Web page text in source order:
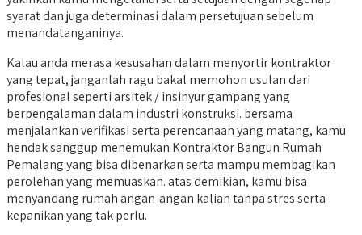
syarat dan juga determinasi dalam persetujuan sebelum
menandatanganinya.
Kalau anda merasa kesusahan dalam menyortir kontraktor
yang tepat, janganlah ragu bakal memohon usulan dari
profesional seperti arsitek / insinyur gampang yang
berpengalaman dalam industri konstruksi. bersama
menjalankan verifikasi serta perencanaan yang matang, kamu
hendak sanggup menemukan Kontraktor Bangun Rumah
Pemalang yang bisa dibenarkan serta mampu membagikan
perolehan yang memuaskan. atas demikian, kamu bisa
menyandang rumah angan-angan kalian tanpa stres serta
kepanikan yang tak perlu.